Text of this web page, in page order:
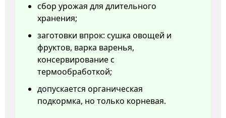
сбор урожая для длительного
хранения;
заготовки впрок: сушка овощей и
фруктов, варка варенья,
консервирование с
термообработкой;
допускается органическая
подкормка, но только корневая.